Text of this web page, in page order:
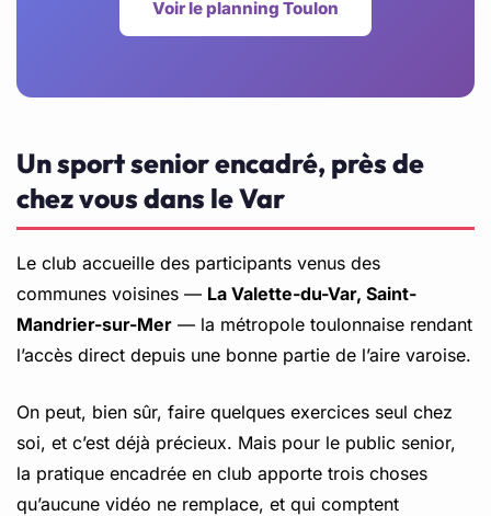
Voir le planning Toulon
Un sport senior encadré, près de
chez vous dans le Var
Le club accueille des participants venus des
communes voisines — La Valette-du-Var, Saint-
Mandrier-sur-Mer — la métropole toulonnaise rendant
l’accès direct depuis une bonne partie de l’aire varoise.
On peut, bien sûr, faire quelques exercices seul chez
soi, et c’est déjà précieux. Mais pour le public senior,
la pratique encadrée en club apporte trois choses
qu’aucune vidéo ne remplace, et qui comptent